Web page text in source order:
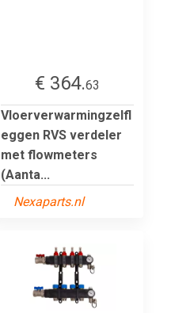
€ 364.63
Vloerverwarmingzelfl
eggen RVS verdeler
met flowmeters
(Aanta...
Nexaparts.nl